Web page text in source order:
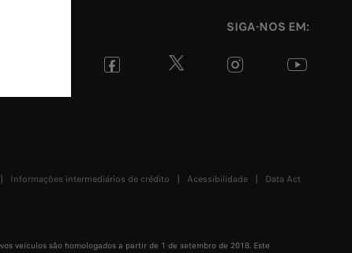
SIGA-NOS EM:
Informações intermediários de crédito Acessibilidade Data Act
veículos são homologados a partir de 1 de setembro de 2018. Este